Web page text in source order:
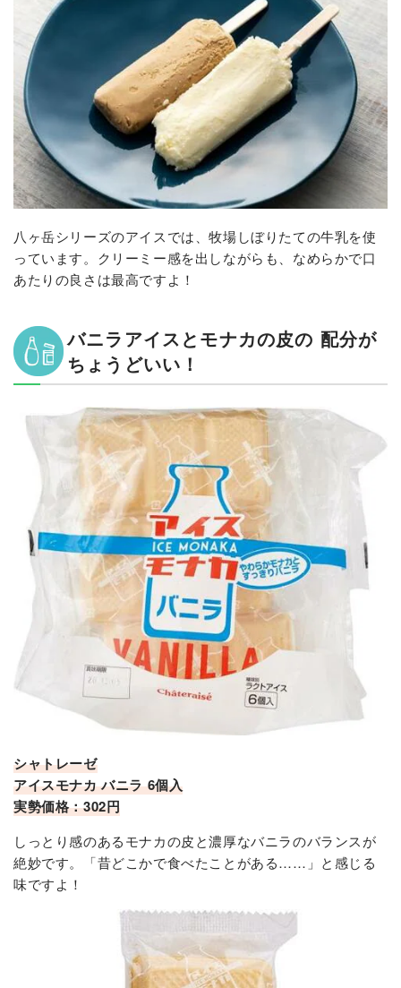
八ヶ岳シリーズのアイスでは、牧場しぼりたての牛乳を使
っています。クリーミー感を出しながらも、なめらかで口
あたりの良さは最高ですよ！
バニラアイスとモナカの皮の 配分が
ちょうどいい！
シャトレーゼ
アイスモナカ バニラ 6個入
実勢価格：302円
しっとり感のあるモナカの皮と濃厚なバニラのバランスが
絶妙です。「昔どこかで食べたことがある……」と感じる
味ですよ！